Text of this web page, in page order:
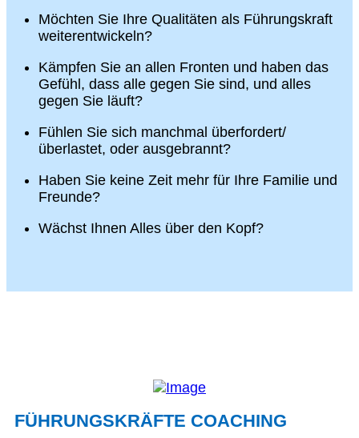
Möchten Sie Ihre Qualitäten als Führungskraft
weiterentwickeln?
Kämpfen Sie an allen Fronten und haben das
Gefühl, dass alle gegen Sie sind, und alles
gegen Sie läuft?
Fühlen Sie sich manchmal überfordert/
überlastet, oder ausgebrannt?
Haben Sie keine Zeit mehr für Ihre Familie und
Freunde?
Wächst Ihnen Alles über den Kopf?
FÜHRUNGSKRÄFTE COACHING